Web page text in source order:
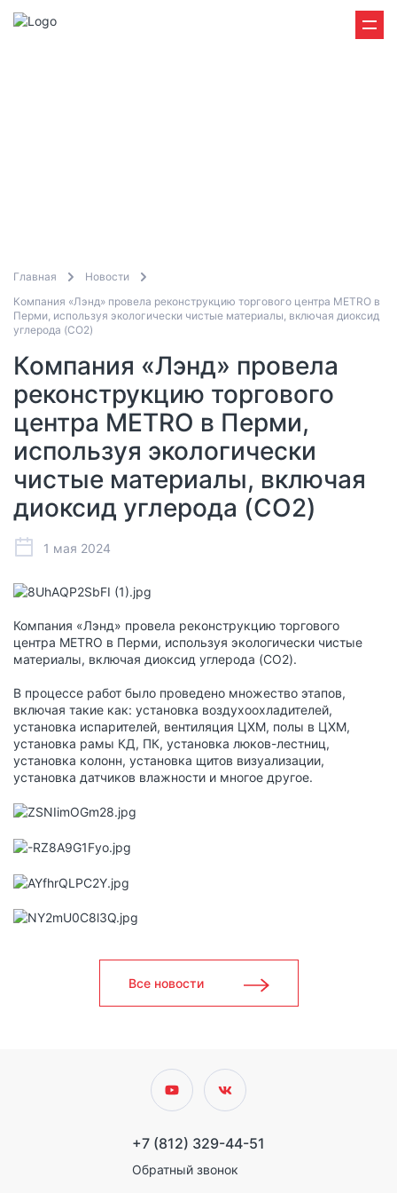
Главная
Новости
Компания «Лэнд» провела реконструкцию торгового центра METRO в
Перми, используя экологически чистые материалы, включая диоксид
углерода (CO2)
Компания «Лэнд» провела
реконструкцию торгового
центра METRO в Перми,
используя экологически
чистые материалы, включая
диоксид углерода (CO2)
1 мая 2024
Компания «Лэнд» провела реконструкцию торгового
центра METRO в Перми, используя экологически чистые
материалы, включая диоксид углерода (CO2).
В процессе работ было проведено множество этапов,
включая такие как: установка воздухоохладителей,
установка испарителей, вентиляция ЦХМ, полы в ЦХМ,
установка рамы КД, ПК, установка люков-лестниц,
установка колонн, установка щитов визуализации,
установка датчиков влажности и многое другое.
Все новости
+7 (812) 329-44-51
Обратный звонок